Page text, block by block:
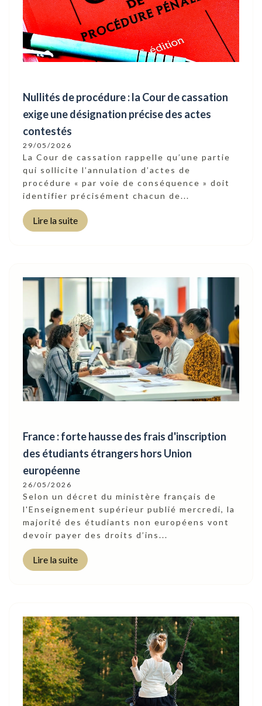
Nullités de procédure : la Cour de cassation
exige une désignation précise des actes
contestés
29/05/2026
La Cour de cassation rappelle qu’une partie
qui sollicite l’annulation d’actes de
procédure « par voie de conséquence » doit
identifier précisément chacun de...
Lire la suite
France : forte hausse des frais d'inscription
des étudiants étrangers hors Union
européenne
26/05/2026
Selon un décret du ministère français de
l'Enseignement supérieur publié mercredi, la
majorité des étudiants non européens vont
devoir payer des droits d’ins...
Lire la suite